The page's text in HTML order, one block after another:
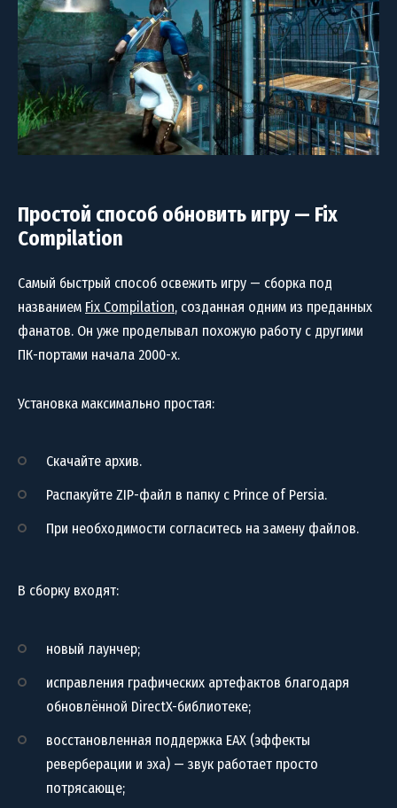
Простой способ обновить игру — Fix
Compilation
Самый быстрый способ освежить игру — сборка под
названием Fix Compilation, созданная одним из преданных
фанатов. Он уже проделывал похожую работу с другими
ПК-портами начала 2000-х.
Установка максимально простая:
Скачайте архив.
Распакуйте ZIP-файл в папку с Prince of Persia.
При необходимости согласитесь на замену файлов.
В сборку входят:
новый лаунчер;
исправления графических артефактов благодаря
обновлённой DirectX-библиотеке;
восстановленная поддержка EAX (эффекты
реверберации и эха) — звук работает просто
потрясающе;